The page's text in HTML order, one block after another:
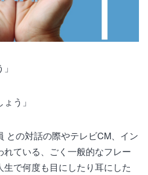
う」
との対話の際やテレビCM、イン
ている、ごく一般的なフレー
で何度も目にしたり耳にした